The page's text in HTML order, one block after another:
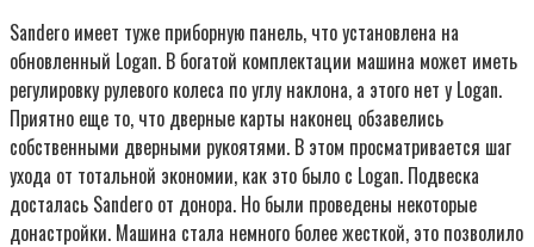
Sandero имеет туже приборную панель, что установлена на
обновленный Logan. В богатой комплектации машина может иметь
регулировку рулевого колеса по углу наклона, а этого нет у Logan.
Приятно еще то, что дверные карты наконец обзавелись
собственными дверными рукоятями. В этом просматривается шаг
ухода от тотальной экономии, как это было с Logan. Подвеска
досталась Sandero от донора. Но были проведены некоторые
донастройки. Машина стала немного более жесткой, это позволило